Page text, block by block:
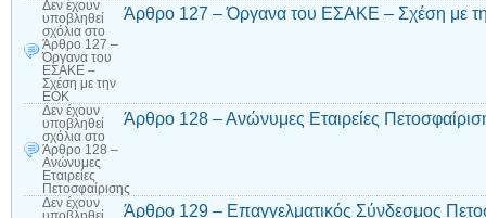
Δεν έχουν
υποβληθεί
σχόλια στο
Άρθρο 127 –
Όργανα του
ΕΣΑΚΕ –
Σχέση με την
ΕΟΚ
Άρθρο 127 – Όργανα του ΕΣΑΚΕ – Σχέση με
Δεν έχουν
υποβληθεί
σχόλια στο
Άρθρο 128 –
Ανώνυμες
Εταιρείες
Πετοσφαίρισης
Άρθρο 128 – Ανώνυμες Εταιρείες
Δεν έχουν
Άρθρο 129 – Επαγγελματικός Σύνδεσμος